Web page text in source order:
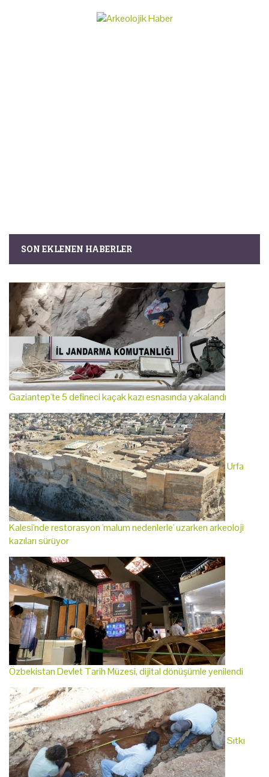
SON EKLENEN HABERLER
Gaziantep'te 5 defineci kaçak kazı esnasında yakalandı
Urfa
Kalesi'nde restorasyon 'malum nedenlerle' uzarken arkeoloji
kazıları sürüyor
Özbekistan Devlet Tarih Müzesi, dijital dönüşümle yenilendi
Sıtkı